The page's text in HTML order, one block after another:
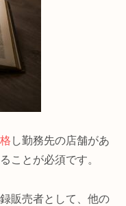
し勤務先の店舗があ
ことが必須です。
販売者として、他の